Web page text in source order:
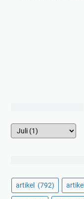
artikel (792)